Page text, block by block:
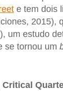
e tem dois
2015),
um estudo
se tornou um
Critical